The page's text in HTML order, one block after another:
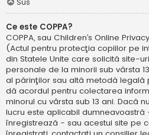
Sus
Ce este COPPA?
COPPA, sau Children’s Online
(Actul pentru protecţia copiilor pe
din Statele Unite care solicită site-
personale de la minorii sub vârsta
al părinţilor sau altă metodă legală
dă acordul pentru colectarea
minorul cu vârsta sub 13 ani. Dacă
lucru este aplicabil dumneavoastră
înregistrează - sau acestui site pe